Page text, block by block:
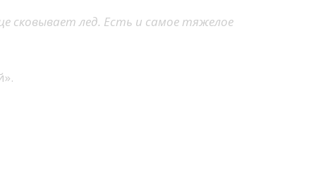
сковывает лед. Есть и самое тяжелое